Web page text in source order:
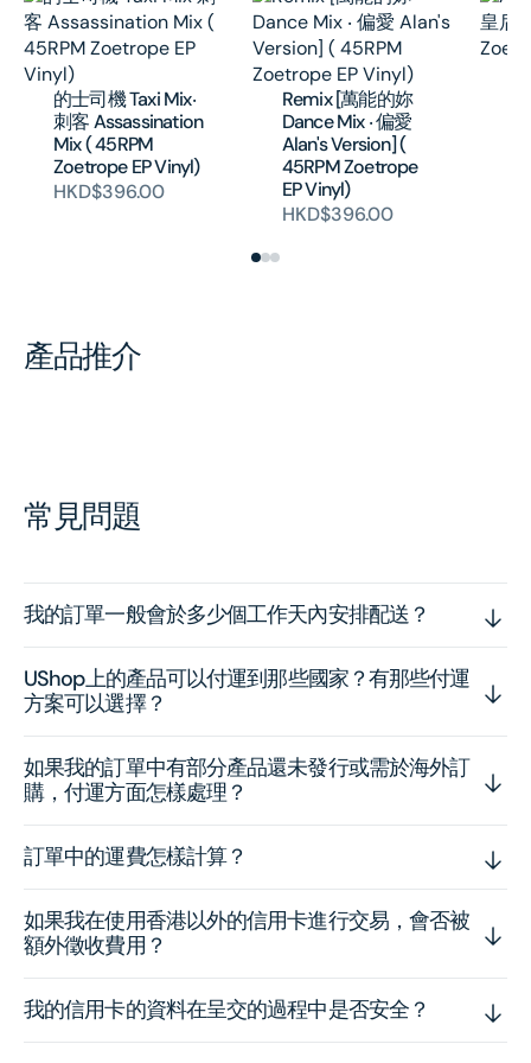
的士司機 Taxi Mix‧
刺客 Assassination
Mix ( 45RPM
Zoetrope EP Vinyl)
HKD$396.00
Remix [萬能的妳
Dance Mix ‧ 偏愛
Alan's Version] (
45RPM Zoetrope
EP Vinyl)
HKD$396.00
產品推介
常見問題
我的訂單一般會於多少個工作天內安排配送？
UShop上的產品可以付運到那些國家？有那些付運
方案可以選擇？
如果我的訂單中有部分產品還未發行或需於海外訂
購，付運方面怎樣處理？
訂單中的運費怎樣計算？
如果我在使用香港以外的信用卡進行交易，會否被
額外徵收費用？
我的信用卡的資料在呈交的過程中是否安全？